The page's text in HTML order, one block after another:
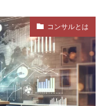
コンサルとは